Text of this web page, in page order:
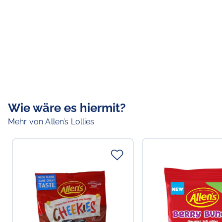
Wie wäre es hiermit?
Mehr von Allen’s Lollies